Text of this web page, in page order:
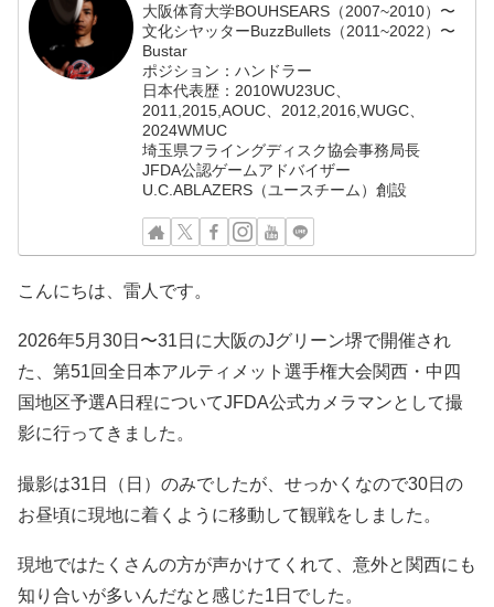
大阪体育大学BOUHSEARS（2007~2010）〜
文化シヤッターBuzzBullets（2011~2022）〜
Bustar
ポジション：ハンドラー
日本代表歴：2010WU23UC、
2011,2015,AOUC、2012,2016,WUGC、
2024WMUC
埼玉県フライングディスク協会事務局長
JFDA公認ゲームアドバイザー
U.C.ABLAZERS（ユースチーム）創設
こんにちは、雷人です。
2026年5月30日〜31日に大阪のJグリーン堺で開催され
た、第51回全日本アルティメット選手権大会関西・中四
国地区予選A日程についてJFDA公式カメラマンとして撮
影に行ってきました。
撮影は31日（日）のみでしたが、せっかくなので30日の
お昼頃に現地に着くように移動して観戦をしました。
現地ではたくさんの方が声かけてくれて、意外と関西にも
知り合いが多いんだなと感じた1日でした。